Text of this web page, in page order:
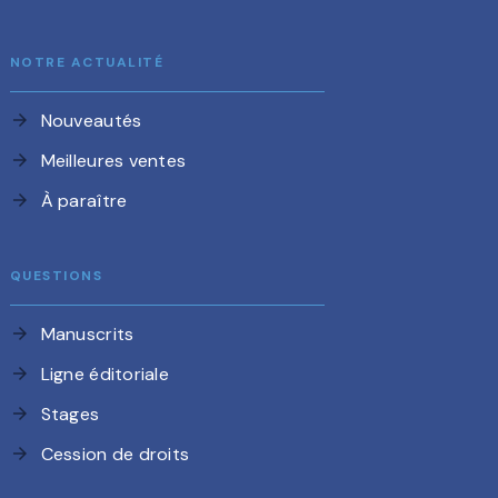
NOTRE ACTUALITÉ
arrow_forward Nouveautés
arrow_forward Meilleures ventes
arrow_forward À paraître
QUESTIONS
arrow_forward Manuscrits
arrow_forward Ligne éditoriale
arrow_forward Stages
arrow_forward Cession de droits